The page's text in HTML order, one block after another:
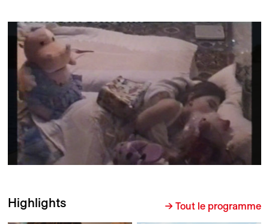
Highlights → Tout le programme